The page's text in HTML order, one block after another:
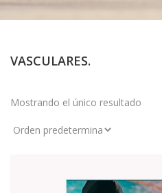
VASCULARES.
Mostrando el único resultado